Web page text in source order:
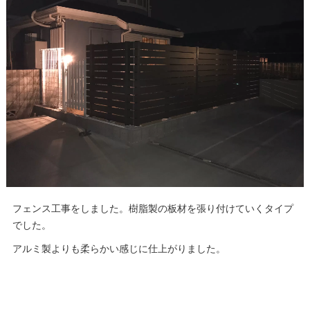
フェンス工事をしました。樹脂製の板材を張り付けていくタイプ
でした。
アルミ製よりも柔らかい感じに仕上がりました。